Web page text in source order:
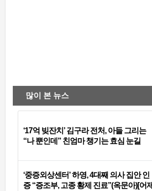
많이 본 뉴스
‘17억 빚잔치’ 김구라 전처, 아들 그리는
“나 뿐인데” 친엄마 챙기는 효심 눈길
‘중증외상센터’ 하영, 4대째 의사 집안 인
증 “증조부, 고종 황제 진료”(옥문아)[어제